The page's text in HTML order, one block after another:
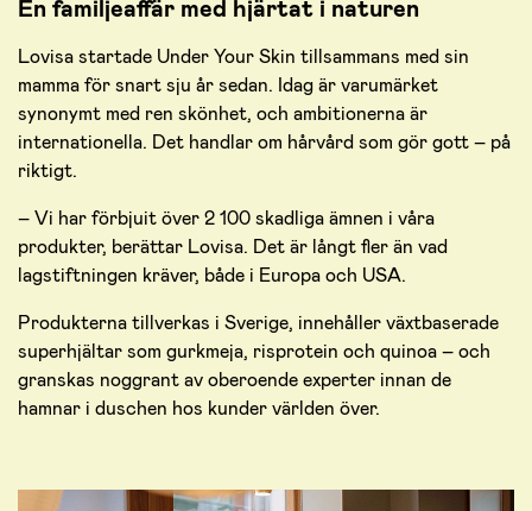
En familjeaffär med hjärtat i naturen
Lovisa startade Under Your Skin tillsammans med sin
mamma för snart sju år sedan. Idag är varumärket
synonymt med ren skönhet, och ambitionerna är
internationella. Det handlar om hårvård som gör gott – på
riktigt.
– Vi har förbjuit över 2 100 skadliga ämnen i våra
produkter, berättar Lovisa. Det är långt fler än vad
lagstiftningen kräver, både i Europa och USA.
Produkterna tillverkas i Sverige, innehåller växtbaserade
superhjältar som gurkmeja, risprotein och quinoa – och
granskas noggrant av oberoende experter innan de
hamnar i duschen hos kunder världen över.